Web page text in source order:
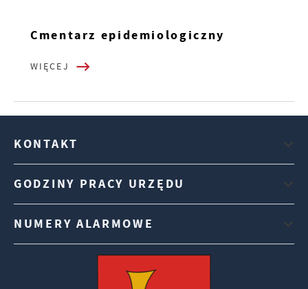
Cmentarz epidemiologiczny
WIĘCEJ
KONTAKT
GODZINY PRACY URZĘDU
NUMERY ALARMOWE